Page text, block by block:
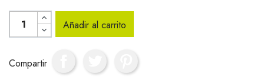
Añadir al carrito
Compartir